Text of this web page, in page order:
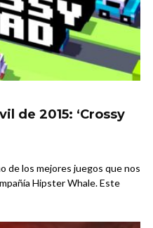
de 2015: ‘Crossy
de los mejores juegos que nos
Hipster Whale. Este